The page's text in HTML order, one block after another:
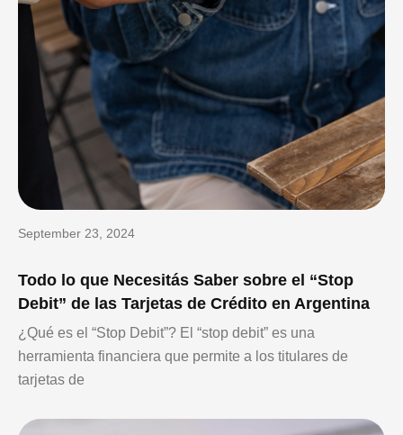
Todo lo que Necesitás Saber sobre el “Stop
Debit” de las Tarjetas de Crédito en Argentina
September 23, 2024
¿Qué es el “Stop Debit”? El “stop debit” es una
herramienta financiera que permite a los titulares de
tarjetas de